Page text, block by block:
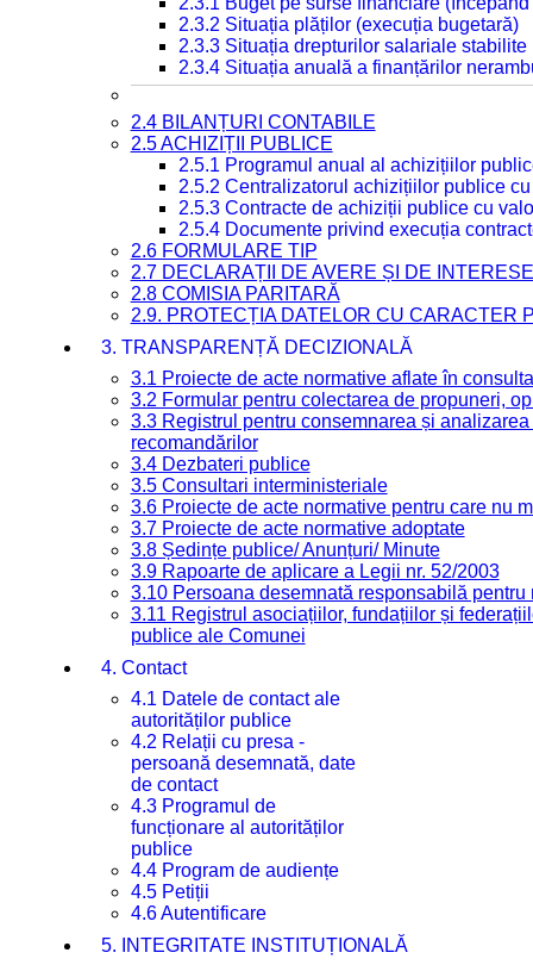
2.3.2 Situația plăților (execuția bugetară)
2.3.3 Situația drepturilor salariale
2.3.4 Situația anuală a finanțărilor
2.4 BILANȚURI CONTABILE
2.5 ACHIZIȚII PUBLICE
2.5.1 Programul anual al achizițiilor
2.5.2 Centralizatorul achizițiilor publice
2.5.3 Contracte de achiziții publice cu
2.5.4 Documente privind execuția
2.6 FORMULARE TIP
2.7 DECLARAȚII DE AVERE ȘI DE INTERESE
2.8 COMISIA PARITARĂ
2.9. PROTECȚIA DATELOR CU CARACTER
3. TRANSPARENȚĂ DECIZIONALĂ
3.1 Proiecte de acte normative aflate în
3.2 Formular pentru colectarea de propuneri,
3.3 Registrul pentru consemnarea și
recomandărilor
3.4 Dezbateri publice
3.5 Consultari interministeriale
3.6 Proiecte de acte normative pentru care nu
3.7 Proiecte de acte normative adoptate
3.8 Ședințe publice/ Anunțuri/ Minute
3.9 Rapoarte de aplicare a Legii nr. 52/2003
3.10 Persoana desemnată responsabilă
3.11 Registrul asociațiilor, fundațiilor și
publice ale Comunei
4. Contact
4.1 Datele de contact ale
autorităților publice
4.2 Relații cu presa -
persoană desemnată, date
de contact
4.3 Programul de
funcționare al autorităților
publice
4.4 Program de audiențe
4.5 Petiții
4.6 Autentificare
5. INTEGRITATE INSTITUȚIONALĂ